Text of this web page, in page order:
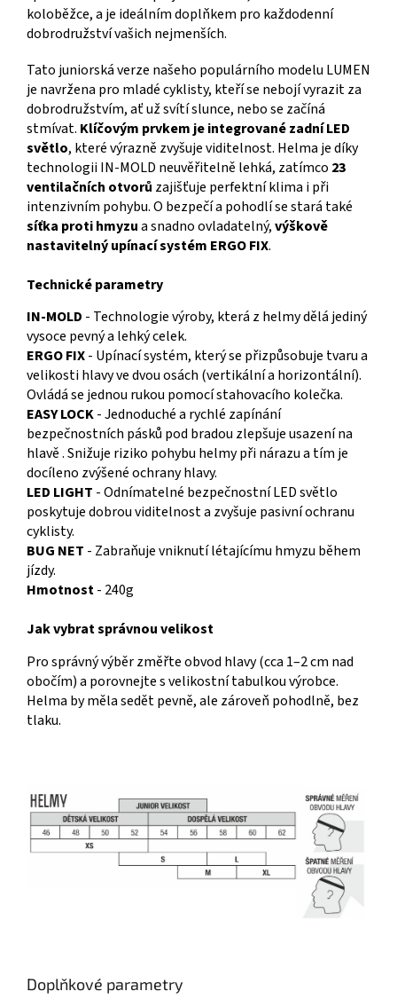
koloběžce, a je ideálním doplňkem pro každodenní
dobrodružství vašich nejmenších.
Tato juniorská verze našeho populárního modelu LUMEN
je navržena pro mladé cyklisty, kteří se nebojí vyrazit za
dobrodružstvím, ať už svítí slunce, nebo se začíná
stmívat. Klíčovým prvkem je integrované zadní LED
světlo, které výrazně zvyšuje viditelnost. Helma je díky
technologii IN-MOLD neuvěřitelně lehká, zatímco 23
ventilačních otvorů zajišťuje perfektní klima i při
intenzivním pohybu. O bezpečí a pohodlí se stará také
síťka proti hmyzua snadno ovladatelný,výškově
nastavitelný upínací systém ERGO FIX.
Technické parametry
IN-MOLD - Technologie výroby, která z helmy dělá jediný
vysoce pevný a lehký celek.
ERGO FIX- Upínací systém, který se přizpůsobuje tvaru a
velikosti hlavy ve dvou osách (vertikální a horizontální).
Ovládá se jednou rukou pomocí stahovacího kolečka.
EASY LOCK- Jednoduché a rychlé zapínání
bezpečnostních pásků pod bradou zlepšuje usazení na
hlavě . Snižuje riziko pohybu helmy při nárazu a tím je
docíleno zvýšené ochrany hlavy.
LED LIGHT - Odnímatelné bezpečnostní LED světlo
poskytuje dobrou viditelnost a zvyšuje pasivní ochranu
cyklisty.
BUG NET - Zabraňuje vniknutí létajícímu hmyzu během
jízdy.
Hmotnost- 240g
Jak vybrat správnou velikost
Pro správný výběr změřte obvod hlavy (cca 1–2 cm nad
obočím) a porovnejte s velikostní tabulkou výrobce.
Helma by měla sedět pevně, ale zároveň pohodlně, bez
tlaku.
Doplňkové parametry